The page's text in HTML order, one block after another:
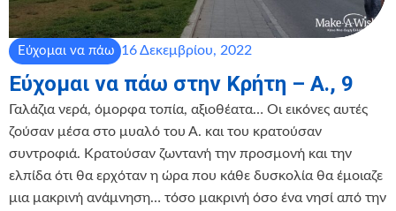
Εύχομαι να πάω 16 Δεκεμβρίου, 2022
Εύχομαι να πάω στην Κρήτη – Α., 9
Γαλάζια νερά, όμορφα τοπία, αξιοθέατα… Οι εικόνες αυτές
ζούσαν μέσα στο μυαλό του Α. και του κρατούσαν
συντροφιά. Κρατούσαν ζωντανή την προσμονή και την
ελπίδα ότι θα ερχόταν η ώρα που κάθε δυσκολία θα έμοιαζε
μια μακρινή ανάμνηση… τόσο μακρινή όσο ένα νησί από την